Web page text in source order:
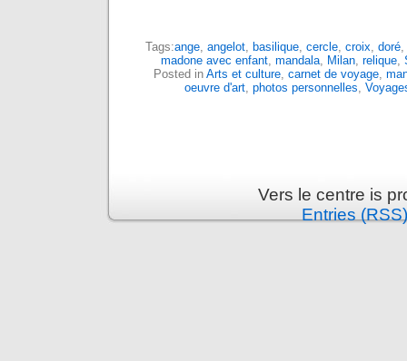
Tags:ange angelot basilique cercle croix doré
madone avec enfant, mandala, Milan, relique,
Posted in Arts et culture, carnet de voyage,
oeuvre d'art photos personnelles
Vers le centre is
Entries (RSS)